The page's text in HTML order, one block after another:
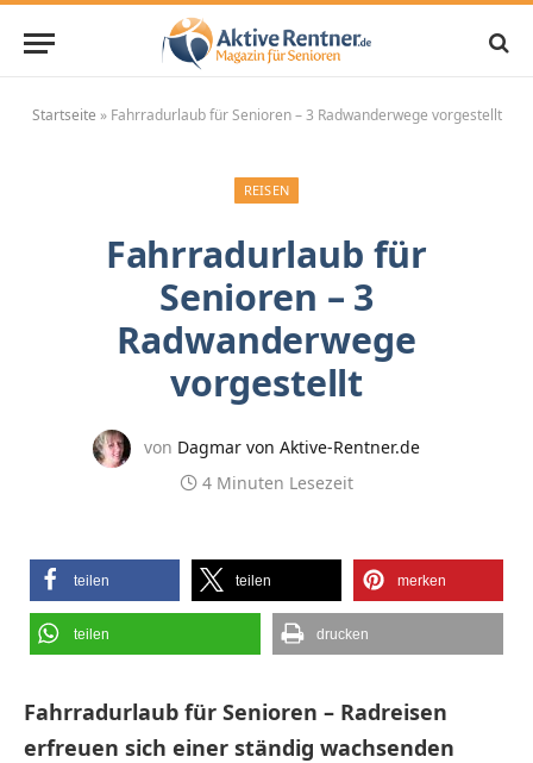
Startseite » Fahrradurlaub für Senioren – 3 Radwanderwege vorgestellt
REISEN
Fahrradurlaub für
Senioren – 3
Radwanderwege
vorgestellt
von Dagmar von Aktive-Rentner.de
4 Minuten Lesezeit
teilen teilen merken
teilen drucken
Fahrradurlaub für Senioren – Radreisen
erfreuen sich einer ständig wachsenden